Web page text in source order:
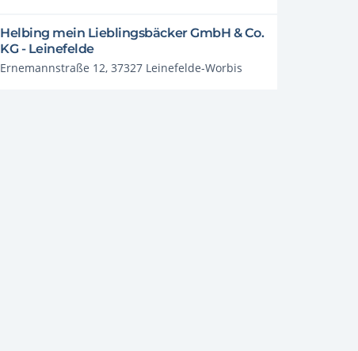
Helbing mein Lieblingsbäcker GmbH & Co.
KG - Leinefelde
Ernemannstraße 12, 37327 Leinefelde-Worbis